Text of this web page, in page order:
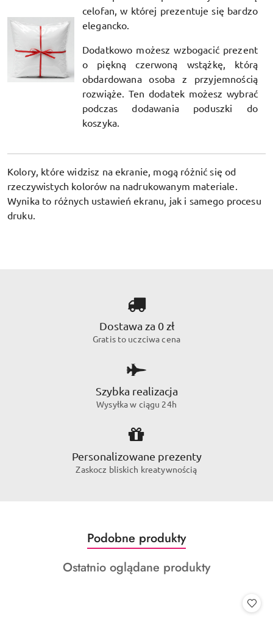
celofan, w której prezentuje się bardzo
elegancko.
Dodatkowo możesz wzbogacić prezent
o piękną czerwoną wstążkę, którą
obdardowana osoba z przyjemnością
rozwiąże. Ten dodatek możesz wybrać
podczas dodawania poduszki do
koszyka.
Kolory, które widzisz na ekranie, mogą różnić się od
rzeczywistych kolorów na nadrukowanym materiale.
Wynika to różnych ustawień ekranu, jak i samego procesu
druku.
Dostawa za 0 zł
Gratis to uczciwa cena
Szybka realizacja
Wysyłka w ciągu 24h
Personalizowane prezenty
Zaskocz bliskich kreatywnością
Pomiń karuzelę produktów
Produkty
o
statusie:
Podobne produkty
Produkty
Ostatnio oglądane produkty